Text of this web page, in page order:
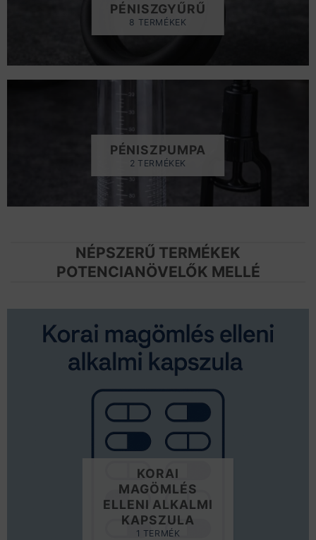
PÉNISZGYŰRŰ
8 TERMÉKEK
PÉNISZPUMPA
2 TERMÉKEK
NÉPSZERŰ TERMÉKEK
POTENCIANÖVELŐK MELLÉ
KORAI
MAGÖMLÉS
ELLENI ALKALMI
KAPSZULA
1 TERMÉK